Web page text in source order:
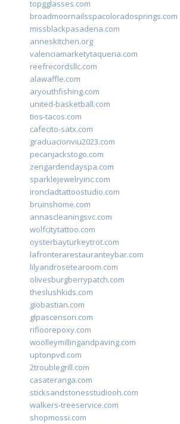
topgglasses.com
broadmoornailsspacoloradosprings.com
missblackpasadena.com
anneskitchen.org
valenciamarketytaqueria.com
reefrecordsllc.com
alawaffle.com
aryouthfishing.com
united-basketball.com
tios-tacos.com
cafecito-satx.com
graduacionviu2023.com
pecanjackstogo.com
zengardendayspa.com
sparklejewelryinc.com
ironcladtattoostudio.com
bruinshome.com
annascleaningsvc.com
wolfcitytattoo.com
oysterbayturkeytrot.com
lafronterarestauranteybar.com
lilyandrosetearoom.com
olivesburgberrypatch.com
theslushkids.com
giobastian.com
glpascensori.com
rifloorepoxy.com
woolleymillingandpaving.com
uptonpvd.com
2troublegrill.com
casateranga.com
sticksandstonesstudiooh.com
walkers-treeservice.com
shopmossi.com